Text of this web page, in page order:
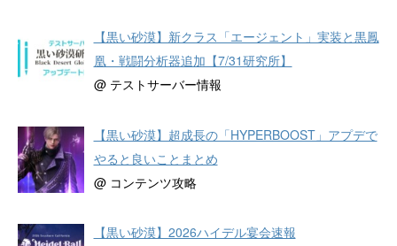
【黒い砂漠】新クラス「エージェント」実装と黒鳳
凰・戦闘分析器追加【7/31研究所】
@ テストサーバー情報
【黒い砂漠】超成長の「HYPERBOOST」アプデで
やると良いことまとめ
@ コンテンツ攻略
【黒い砂漠】2026ハイデル宴会速報